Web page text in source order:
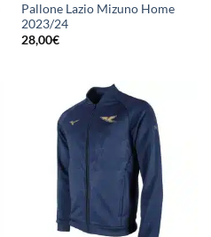
Pallone Lazio Mizuno Home
2023/24
28,00€